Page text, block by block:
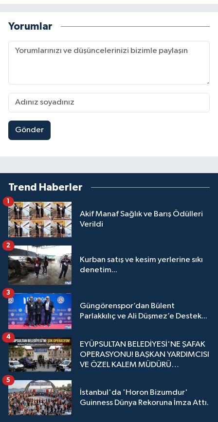
Yorumlar
Gönder
Trend Haberler
Akif Manaf Sağlık ve Barış Ödülleri
Verildi
1
Kurban satış ve kesim yerlerine sıkı
denetim...
2
Güngörenspor’dan Bülent
Parlakkılıç ve Ali Düşmez’e Destek...
3
EYÜPSULTAN BELEDİYESİ'NE ŞAFAK
OPERASYONU! BAŞKAN YARDIMCISI
VE ÖZEL KALEM MÜDÜRÜ
4
İstanbul'da 'Horon Bizumdur'
Guinness Dünya Rekoruna İmza Attı.
5